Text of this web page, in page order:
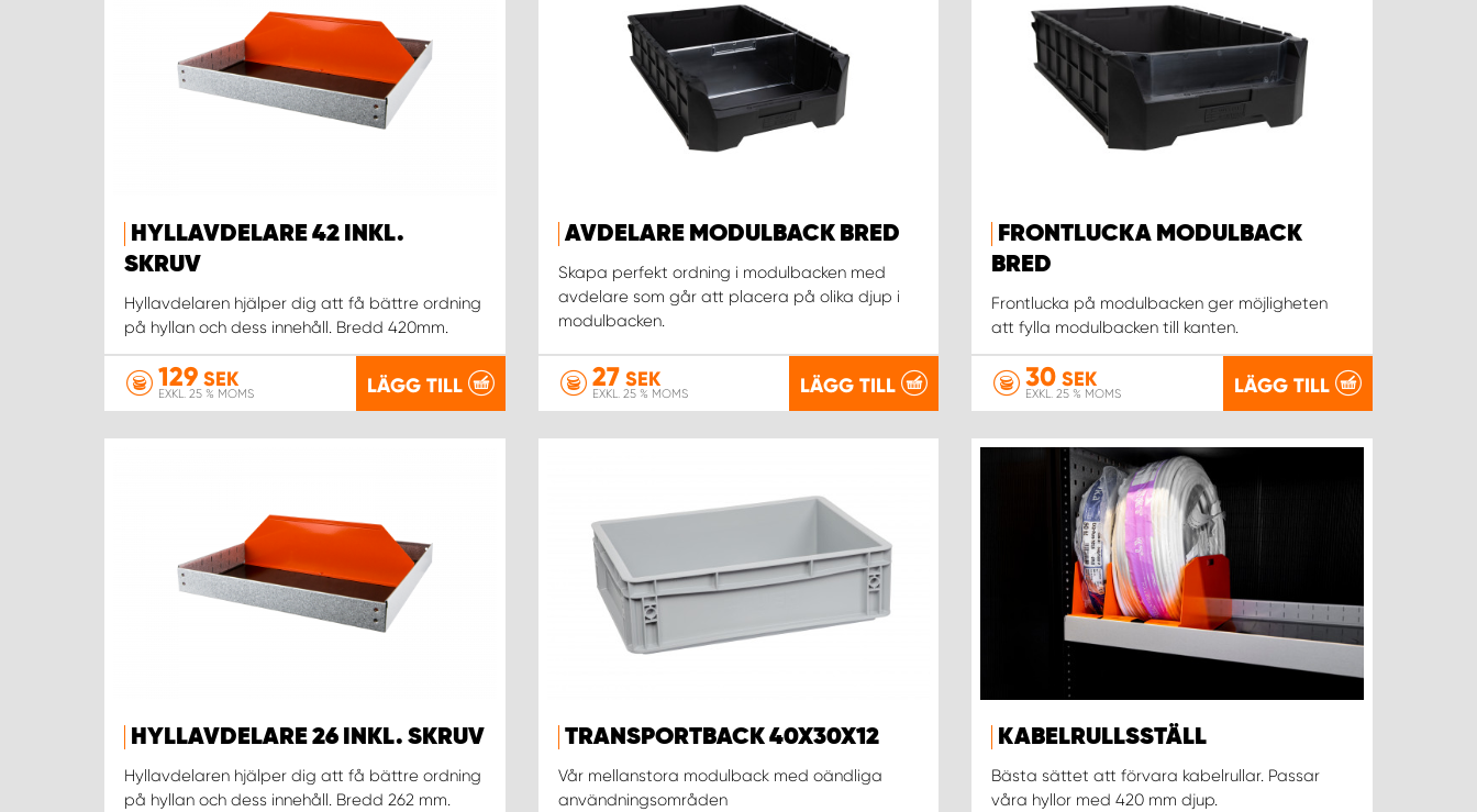
HYLLAVDELARE 42 INKL.
SKRUV
Hyllavdelaren hjälper dig att få bättre ordning
på hyllan och dess innehåll. Bredd 420mm.
129 SEK
EXKL. 25 % MOMS LÄGG TILL
AVDELARE MODULBACK BRED
Skapa perfekt ordning i modulbacken med
avdelare som går att placera på olika djup i
modulbacken.
27SEK
EXKL. 25 % MOMS LÄGG TILL
FRONTLUCKA MODULBACK
BRED
Frontlucka på modulbacken ger möjligheten
att fylla modulbacken till kanten.
30 SEK
EXKL. 25 % MOMS LÄGG TILL
HYLLAVDELARE 26 INKL. SKRUV
Hyllavdelaren hjälper dig att få bättre ordning
på hyllan och dess innehåll. Bredd 262 mm.
TRANSPORTBACK 40X30X12
Vår mellanstora modulback med oändliga
användningsområden
KABELRULLSSTÄLL
Bästa sättet att förvara kabelrullar. Passar
våra hyllor med 420 mm djup.